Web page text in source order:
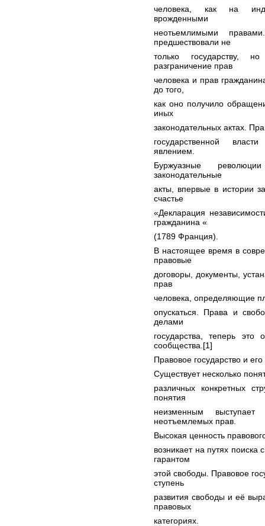
человека, как на
врожденными
неотьемлимыми
предшествовали не
только государству,
разграничение прав
человека и прав
до того,
как оно получило
иных
законодательных актах.
государственной
явлением.
Буржуазные
законодательные
акты, впервые в истории
счастье
«Декларация
гражданина «
(1789 Франция).
В настоящее время в
правовые
договоры, документы,
прав
человека, определяющие
опускаться. Права и
делами
государства, теперь это
сообщества.[1]
Правовое государство и
Существует несколько
различных конкретных
понятия
неизменным
неотъемлемых прав.
Высокая ценность
возникает на путях поиска
гарантом
этой свободы. Правовое
ступень
развития свободы и её
правовых
категориях.